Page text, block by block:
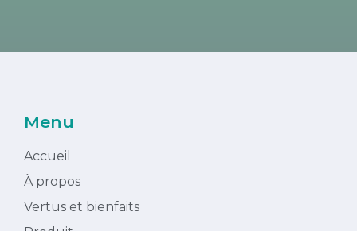
Menu
Accueil
À propos
Vertus et bienfaits